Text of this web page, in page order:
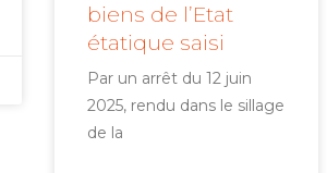
biens de l’Etat
étatique saisi
Par un arrêt du 12 juin
2025, rendu dans le sillage
de la